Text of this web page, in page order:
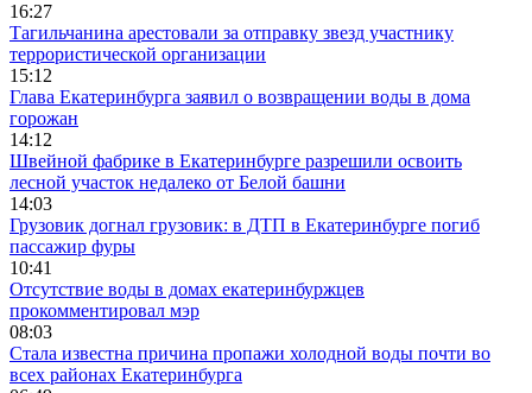
16:27
Тагильчанина арестовали за отправку звезд участнику
террористической организации
15:12
Глава Екатеринбурга заявил о возвращении воды в дома
горожан
14:12
Швейной фабрике в Екатеринбурге разрешили освоить
лесной участок недалеко от Белой башни
14:03
Грузовик догнал грузовик: в ДТП в Екатеринбурге погиб
пассажир фуры
10:41
Отсутствие воды в домах екатеринбуржцев
прокомментировал мэр
08:03
Стала известна причина пропажи холодной воды почти во
всех районах Екатеринбурга